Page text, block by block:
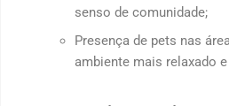
senso de comunidade;
Presença de pets nas
ambiente mais relaxado